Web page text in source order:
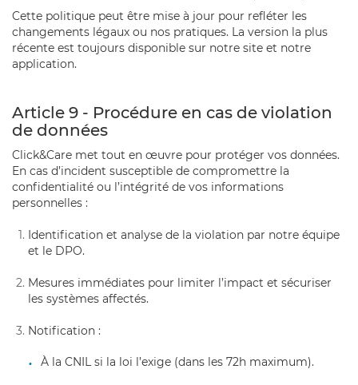
Cette politique peut être mise à jour pour refléter les
changements légaux ou nos pratiques. La version la plus
récente est toujours disponible sur notre site et notre
application.
Article 9 - Procédure en cas de violation
de données
Click&Care met tout en œuvre pour protéger vos données.
En cas d’incident susceptible de compromettre la
confidentialité ou l’intégrité de vos informations
personnelles :
Identification et analyse de la violation par notre équipe
et le DPO.
Mesures immédiates pour limiter l’impact et sécuriser
les systèmes affectés.
Notification :
À la CNIL si la loi l’exige (dans les 72h maximum).